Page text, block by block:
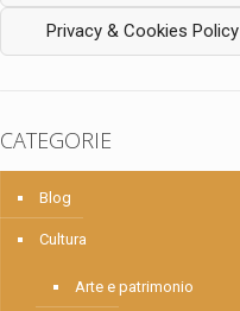
Privacy & Cookies Policy
CATEGORIE
Blog
Cultura
Arte e patrimonio